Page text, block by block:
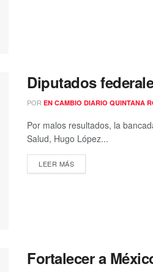
Diputados
POR EN CAMBIO DIARIO QUINTANA
Por malos resultados, la
Salud, Hugo López...
LEER MÁSDETAILS
Fortalecer a